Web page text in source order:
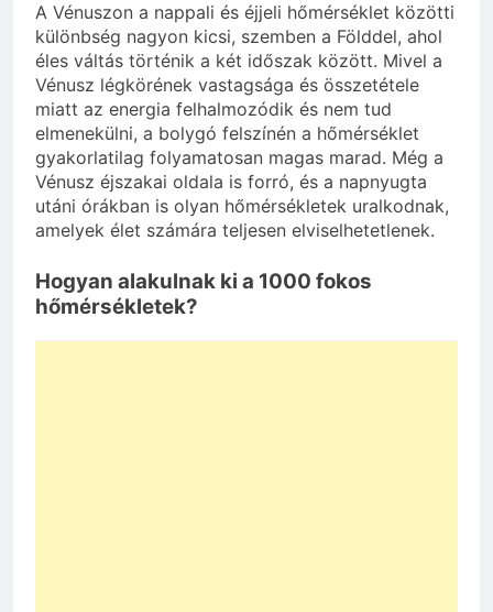
A Vénuszon a nappali és éjjeli hőmérséklet közötti
különbség nagyon kicsi, szemben a Földdel, ahol
éles váltás történik a két időszak között. Mivel a
Vénusz légkörének vastagsága és összetétele
miatt az energia felhalmozódik és nem tud
elmenekülni, a bolygó felszínén a hőmérséklet
gyakorlatilag folyamatosan magas marad. Még a
Vénusz éjszakai oldala is forró, és a napnyugta
utáni órákban is olyan hőmérsékletek uralkodnak,
amelyek élet számára teljesen elviselhetetlenek.
Hogyan alakulnak ki a 1000 fokos
hőmérsékletek?